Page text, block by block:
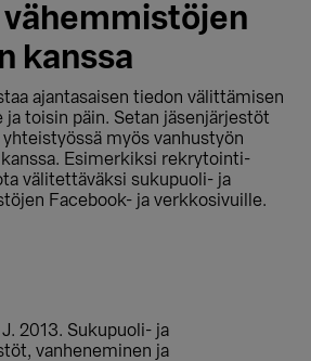
kanssa
ajantasaisen tiedon välittämisen
toisin päin. Setan jäsenjärjestöt
myös vanhustyön
Esimerkiksi rekrytointi-
välitettäväksi sukupuoli- ja
Facebook- ja verkkosivuille.
2013. Sukupuoli- ja
vanheneminen ja